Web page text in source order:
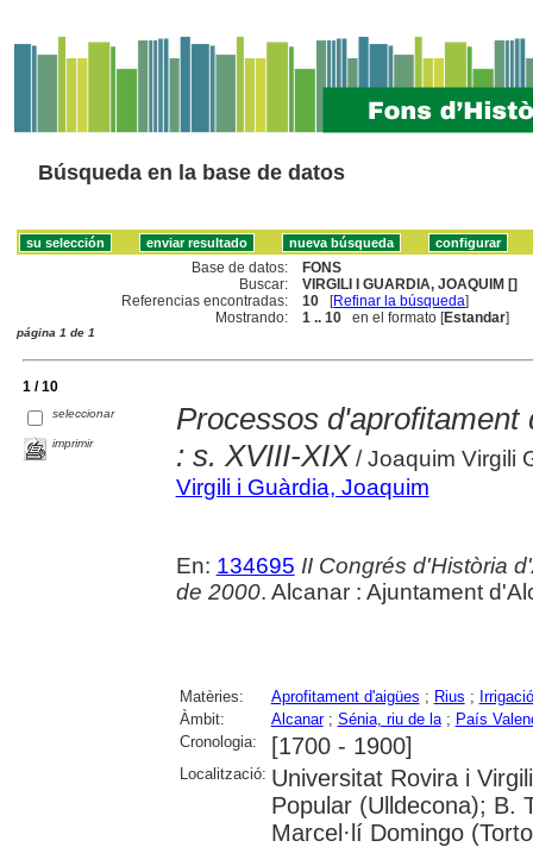
Búsqueda en la base de datos
Base de datos:
FONS
Buscar:
VIRGILI I GUARDIA, JOAQUIM []
Referencias encontradas:
10 [Refinar la búsqueda]
Mostrando:
1 .. 10 en el formato [Estandar]
página 1 de 1
1 / 10
seleccionar
imprimir
Processos
: s. XVIII-XIX / Joaquim Virgili
Virgili i Guàrdia, Joaquim
En: 134695 II Congrés d'Història
de 2000. Alcanar : Ajuntament
Matèries: Aprofitament d'aigües ; Rius ; Irrigació
Àmbit:
Alcanar; Sénia, riu de la; País
Cronologia:
[1700 - 1900]
Localització: Universitat Rovira i
Popular (Ulldecona); B.
Marcel·lí Domingo